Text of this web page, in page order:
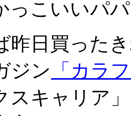
っこいいパ
昨日買った
ジン 「カラ
スキャリア